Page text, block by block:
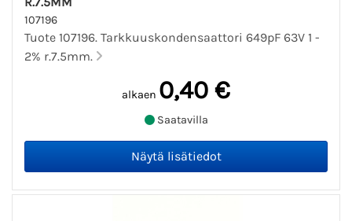
107196
Tuote 107196. Tarkkuuskondensaattori 649pF 63V 1 -
2% r.7.5mm.
alkaen 0,40 €
Saatavilla